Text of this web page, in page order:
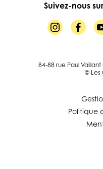
Suivez-nous
84-88 rue Paul
© Les
Politique